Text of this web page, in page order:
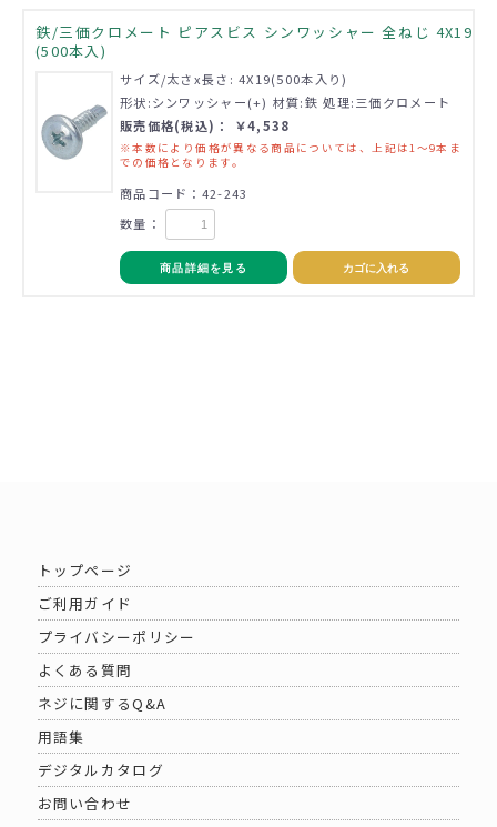
鉄/三価クロメート ピアスビス シンワッシャー 全ねじ 4X19
(500本入)
サイズ/太さx長さ: 4X19(500本入り)
形状:シンワッシャー(+) 材質:鉄 処理:三価クロメート
販売価格(税込)： ￥4,538
※本数により価格が異なる商品については、上記は1～9本ま
での価格となります。
商品コード：42-243
数量：
商品詳細を見る カゴに入れる
トップページ
ご利用ガイド
プライバシーポリシー
よくある質問
ネジに関するQ&A
用語集
デジタルカタログ
お問い合わせ